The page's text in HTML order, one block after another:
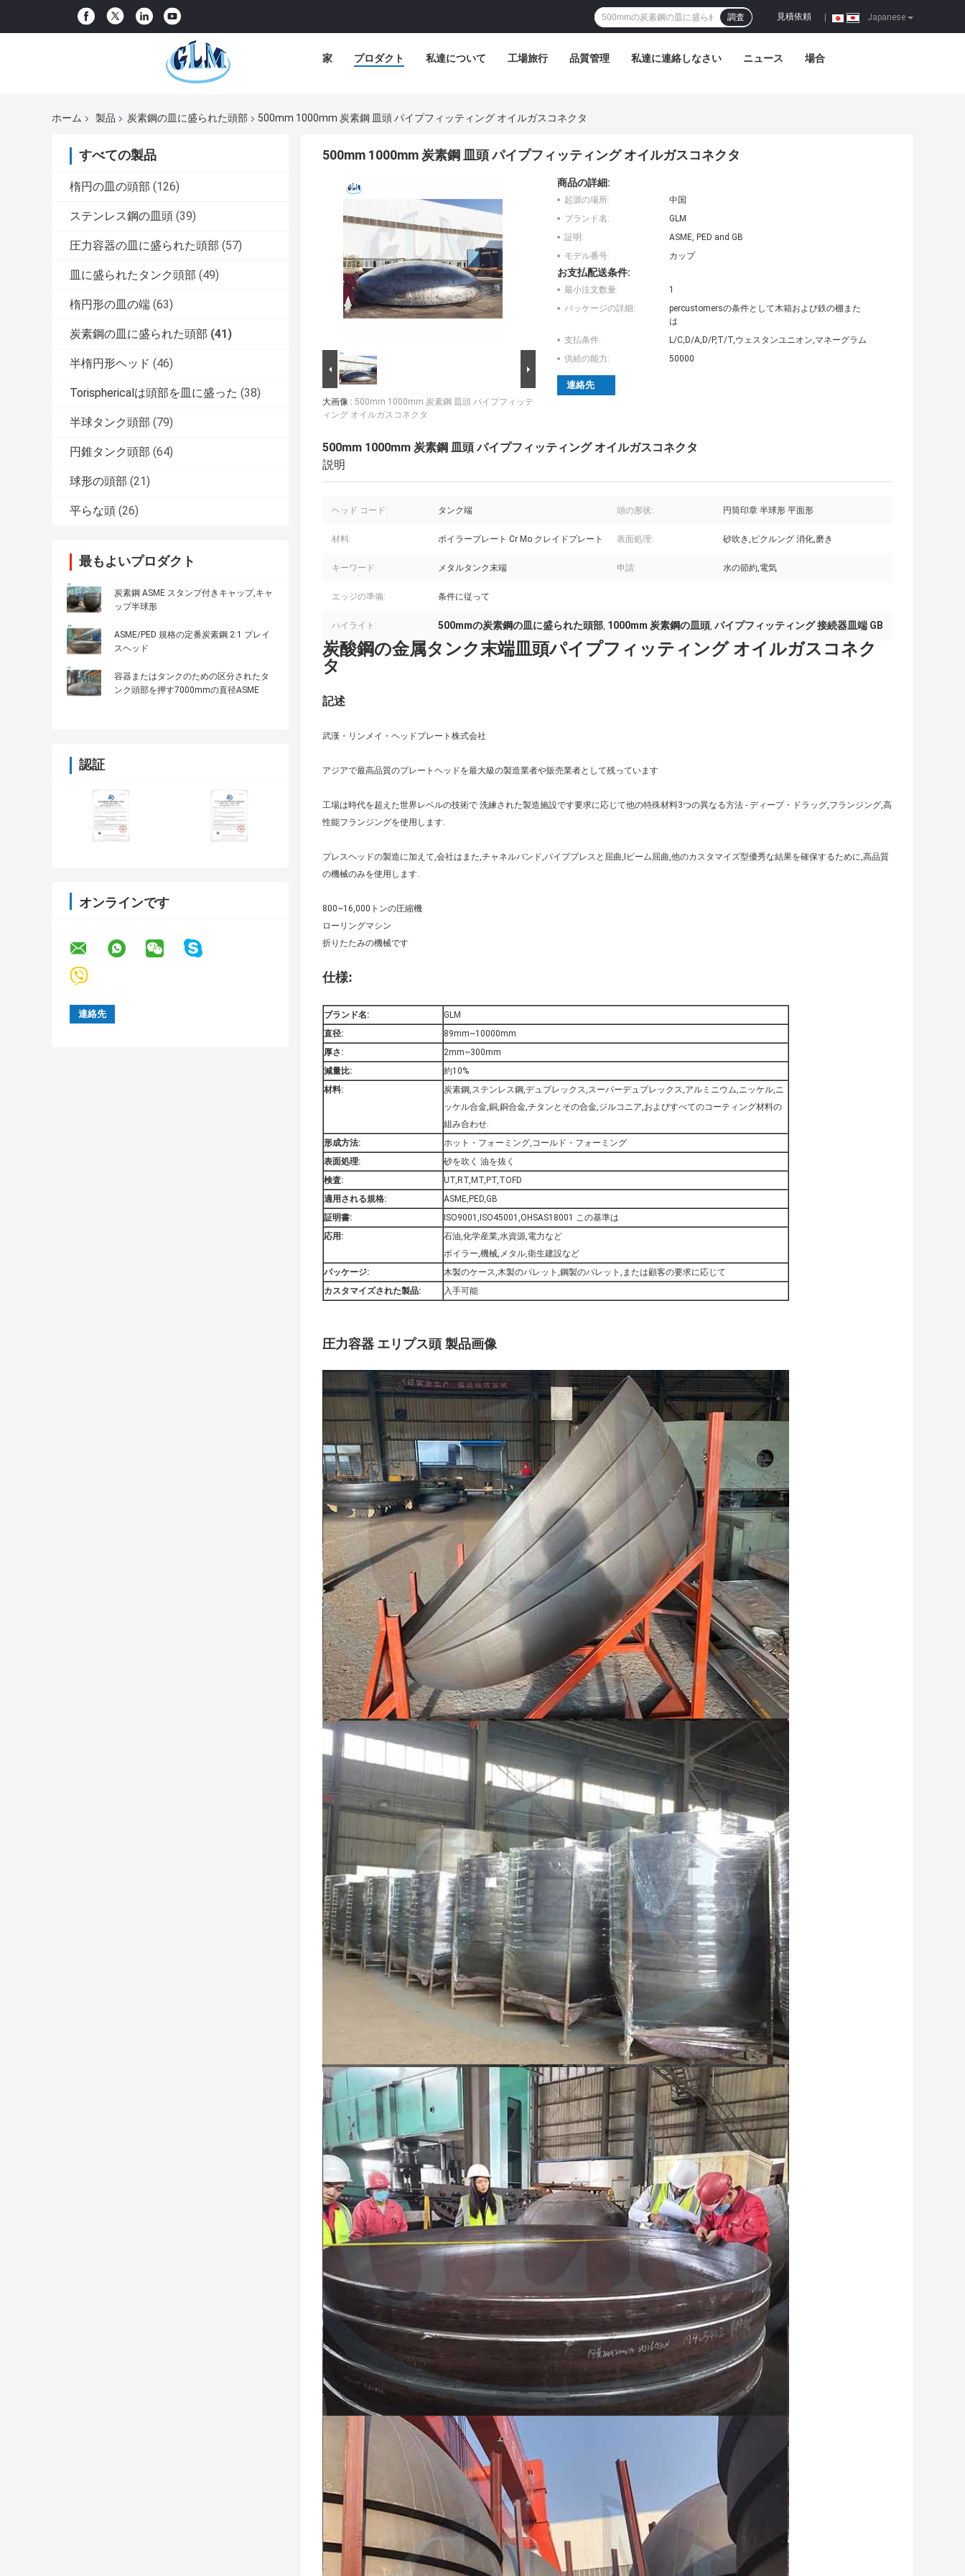
Japanese
見積依頼
調査
家 プロダクト 私達について 工場旅行 品質管理 私達に連絡しなさい ニュース 場合
ホーム 製品 炭素鋼の皿に盛られた頭部 500mm 1000mm 炭素鋼 皿頭 パイプフィッティング オイルガスコネクタ
すべての製品
楕円の皿の頭部 (126)
ステンレス鋼の皿頭 (39)
圧力容器の皿に盛られた頭部 (57)
皿に盛られたタンク頭部 (49)
楕円形の皿の端 (63)
炭素鋼の皿に盛られた頭部 (41)
半楕円形ヘッド (46)
Torisphericalは頭部を皿に盛った (38)
半球タンク頭部 (79)
円錐タンク頭部 (64)
球形の頭部 (21)
平らな頭 (26)
最もよいプロダクト
炭素鋼 ASME スタンプ付きキャップ,キャ
ップ半球形
ASME/PED 規格の定番炭素鋼 2:1 プレイ
スヘッド
容器またはタンクのための区分されたタ
ンク頭部を押す7000mmの直径ASME
認証
オンラインです
500mm 1000mm 炭素鋼 皿頭 パイプフィッティング オイルガスコネクタ
大画像 : 500mm 1000mm 炭素鋼 皿頭 パイプフィッテ
ィング オイルガスコネクタ
商品の詳細:
起源の場所:
中国
ブランド名:
GLM
証明:
ASME, PED and GB
モデル番号:
カップ
お支払配送条件:
最小注文数量:
1
パッケージの詳細:
percustomersの条件として木箱および鉄の棚また
は
支払条件:
L/C,D/A,D/P,T/T,ウェスタンユニオン,マネーグラム
供給の能力:
50000
連絡先
500mm 1000mm 炭素鋼 皿頭 パイプフィッティング オイルガスコネクタ
説明
ヘッド コード: タンク端 頭の形状: 円筒印章 半球形 平面形
材料: ボイラープレート Cr Mo クレイドプレート 表面処理: 砂吹き,ピクルング 消化,磨き
キーワード: メタルタンク末端 申請: 水の節約,電気
エッジの準備: 条件に従って
ハイライト: 500mmの炭素鋼の皿に盛られた頭部, 1000mm 炭素鋼の皿頭, パイプフィッティング 接続器皿端 GB
炭酸鋼の金属タンク末端皿頭パイプフィッティング オイルガスコネク
タ
記述
武漢・リンメイ・ヘッドプレート株式会社
アジアで最高品質のプレートヘッドを最大級の製造業者や販売業者として残っています
工場は時代を超えた世界レベルの技術で 洗練された製造施設です要求に応じて他の特殊材料3つの異なる方法 - ディープ・ドラッグ,フランジング,高
性能フランジングを使用します.
プレスヘッドの製造に加えて,会社はまた,チャネルバンド,パイププレスと屈曲,Iビーム屈曲,他のカスタマイズ型優秀な結果を確保するために,高品質
の機械のみを使用します.
800~16,000トンの圧縮機
ローリングマシン
折りたたみの機械です
仕様:
ブランド名:
GLM
直径:
89mm~10000mm
厚さ:
2mm~300mm
減量比:
約10%
材料:
炭素鋼,ステンレス鋼,デュプレックス,スーパーデュプレックス,アルミニウム,ニッケル,ニ
ッケル合金,銅,銅合金,チタンとその合金,ジルコニア,およびすべてのコーティング材料の
組み合わせ.
形成方法:
ホット・フォーミング,コールド・フォーミング
表面処理:
砂を吹く 油を抜く
検査:
UT,RT,MT,PT,TOFD
適用される規格:
ASME,PED,GB
証明書:
ISO9001,ISO45001,OHSAS18001 この基準は
応用:
石油,化学産業,水資源,電力など
ボイラー,機械,メタル,衛生建設など
パッケージ:
木製のケース,木製のパレット,鋼製のパレット,または顧客の要求に応じて
カスタマイズされた製品:
入手可能
圧力容器 エリプス頭 製品画像